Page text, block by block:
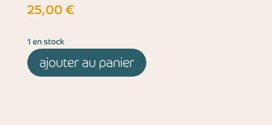
25,00 €
1 en stock
ajouter au panier